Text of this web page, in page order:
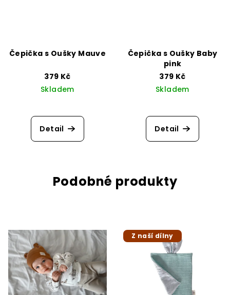
Čepička s Oušky Mauve
379 Kč
Skladem
Detail
Čepička s Oušky Baby
pink
379 Kč
Skladem
Detail
Podobné produkty
Z naší dílny